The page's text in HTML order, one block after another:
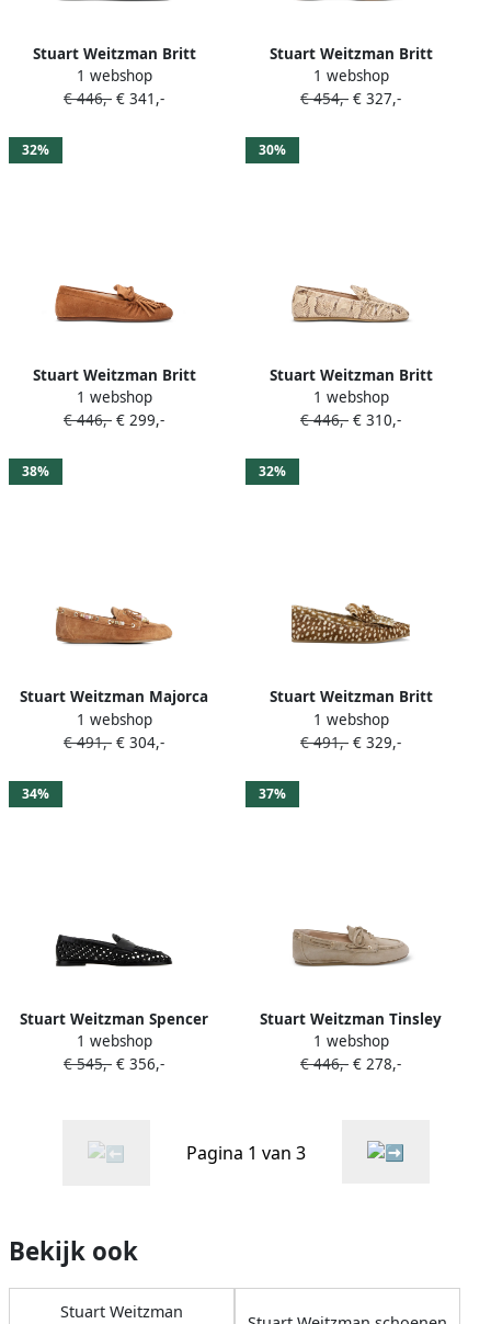
Stuart Weitzman Britt
loafers Blauw
1 webshop
€ 446,- € 341,-
Stuart Weitzman Britt
loafers Beige
1 webshop
€ 454,- € 327,-
32%
Stuart Weitzman Britt
loafers Beige
1 webshop
€ 446,- € 299,-
30%
Stuart Weitzman Britt
loafers Beige
1 webshop
€ 446,- € 310,-
38%
Stuart Weitzman Majorca
Tinsley loafers Bruin
1 webshop
€ 491,- € 304,-
32%
Stuart Weitzman Britt
loafers Bruin
1 webshop
€ 491,- € 329,-
34%
Stuart Weitzman Spencer
leren loafers Zwart
1 webshop
€ 545,- € 356,-
37%
Stuart Weitzman Tinsley
loafers Beige
1 webshop
€ 446,- € 278,-
Pagina 1 van 3
Bekijk ook
Stuart Weitzman